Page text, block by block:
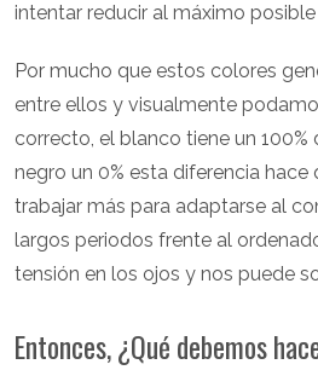
intentar reducir al máximo
Por mucho que estos colores
entre ellos y visualmente
correcto, el blanco tiene un 100%
negro un 0% esta diferencia
trabajar más para adaptarse al
largos periodos frente al
tensión en los ojos y nos puede
Entonces, ¿Qué debemos